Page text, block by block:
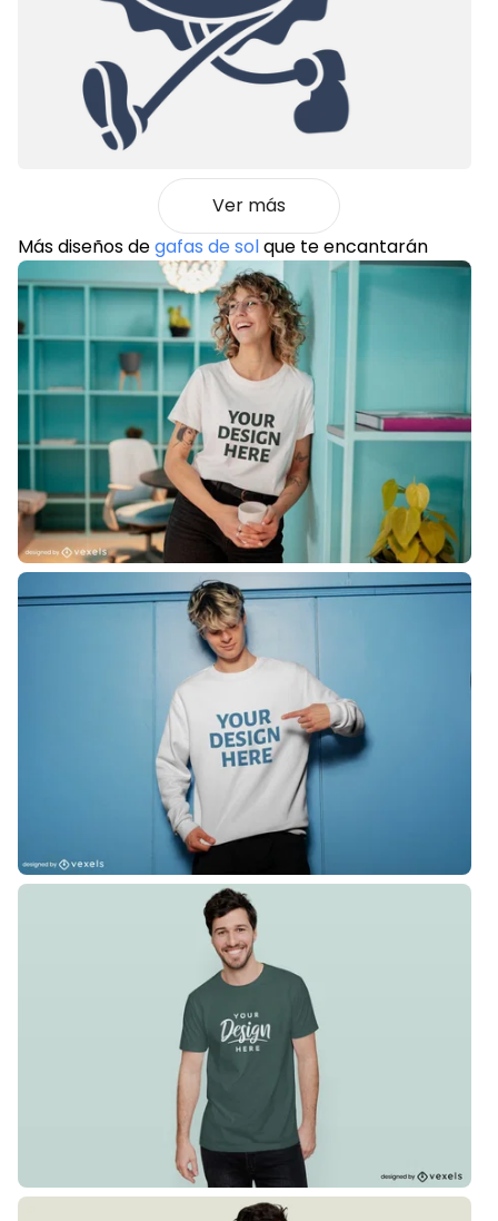
Ver más
Más diseños degafas de solque te encantarán